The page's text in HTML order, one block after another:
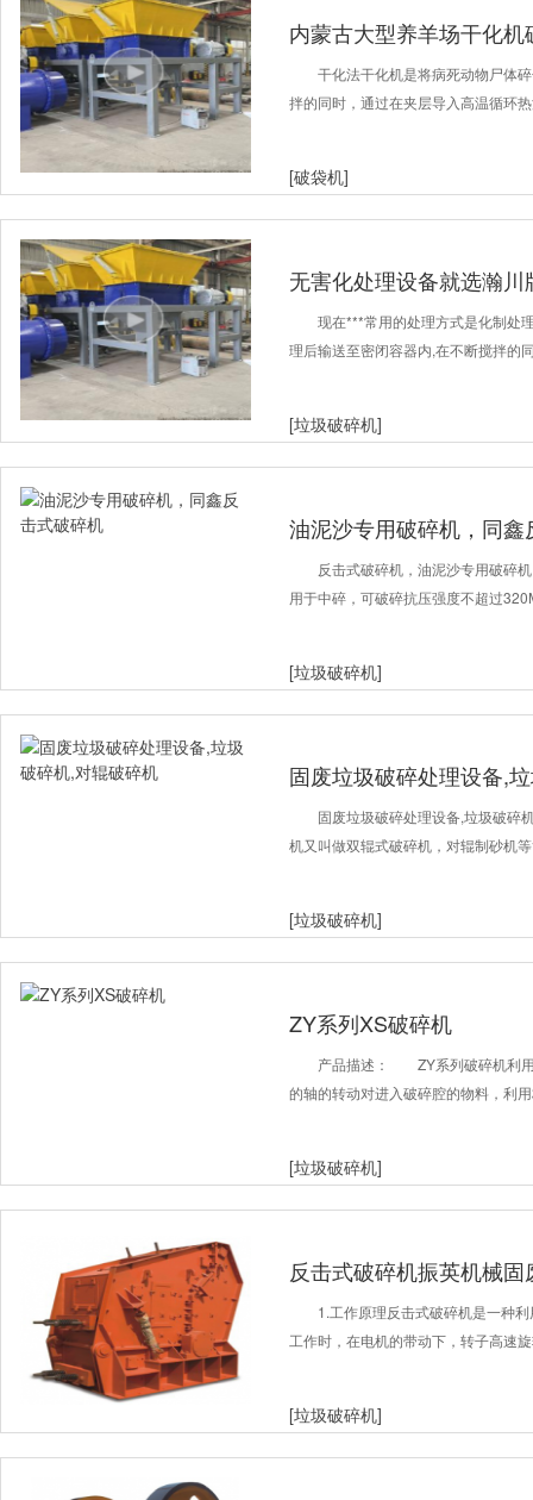
内蒙古大型养羊场干化机
干化法干化机是将病死动物尸体
拌的同时，通过在夹层导入高温循环
[破袋机]
无害化处理设备就选瀚
现在***常用的处理方式是化制处
理后输送至密闭容器内,在不断搅拌的
[垃圾破碎机]
油泥沙专用破碎机，同鑫
反击式破碎机，油泥沙专用破碎
用于中碎，可破碎抗压强度不超过
[垃圾破碎机]
固废垃圾破碎处理设备,
固废垃圾破碎处理设备,垃圾破碎
机又叫做双辊式破碎机，对辊制砂机
[垃圾破碎机]
ZY系列XS破碎机
产品描述： ZY系列破碎机利用
的轴的转动对进入破碎腔的物料，利
[垃圾破碎机]
反击式破碎机振英机械
1.工作原理反击式破碎机是一种
工作时，在电机的带动下，转子高速
[垃圾破碎机]